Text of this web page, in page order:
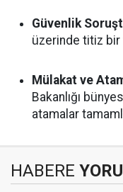
Güvenlik
üzerinde titiz
Mülakat ve
Bakanlığı
atamalar
HABERE